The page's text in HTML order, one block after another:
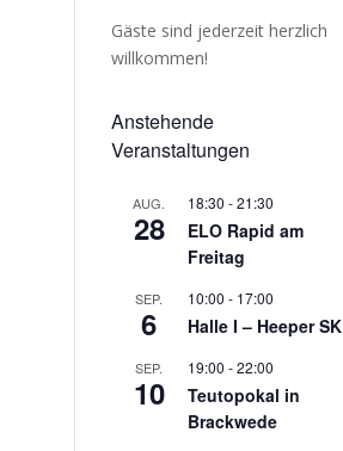
Gäste sind jederzeit herzlich
willkommen!
Anstehende
Veranstaltungen
AUG.
28
18:30 -21:30
ELO Rapid am
Freitag
SEP.
6
10:00 - 17:00
Halle I – Heeper SK
SEP.
10
19:00 -22:00
Teutopokal in
Brackwede